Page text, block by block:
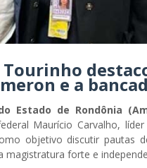
e a
Estado de Rondônia
Maurício Carvalho,
objetivo discutir pautas
forte e